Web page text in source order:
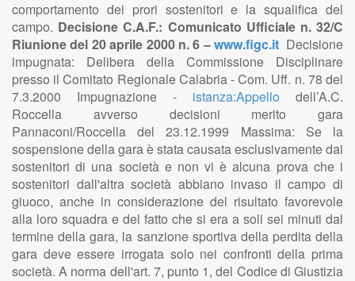
comportamento dei prori sostenitori e la squalifica del
campo. Decisione C.A.F.: Comunicato Ufficiale n. 32/C
Riunione del 20 aprile 2000 n. 6 –www.figc.it Decisione
impugnata: Delibera della Commissione Disciplinare
presso il Comitato Regionale Calabria - Com. Uff. n. 78 del
7.3.2000 Impugnazione - istanza:Appello dell’A.C.
Roccella avverso decisioni merito gara
Pannaconi/Roccella del 23.12.1999 Massima: Se la
sospensione della gara è stata causata esclusivamente dai
sostenitori di una società e non vi è alcuna prova che i
sostenitori dall'altra società abbiano invaso il campo di
giuoco, anche in considerazione del risultato favorevole
alla loro squadra e del fatto che si era a soli sei minuti dal
termine della gara, la sanzione sportiva della perdita della
gara deve essere irrogata solo nei confronti della prima
società. A norma dell'art. 7, punto 1, del Codice di Giustizia